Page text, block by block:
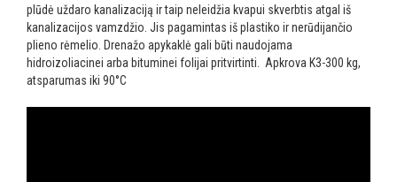
plūdė uždaro kanalizaciją ir taip neleidžia kvapui skverbtis atgal iš
kanalizacijos vamzdžio. Jis pagamintas iš plastiko ir nerūdijančio
plieno rėmelio. Drenažo apykaklė gali būti naudojama
hidroizoliacinei arba bituminei folijai pritvirtinti. Apkrova K3-300 kg,
atsparumas iki 90°C